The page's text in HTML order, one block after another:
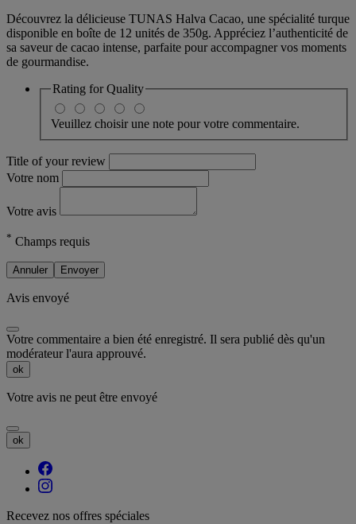
Découvrez la délicieuse TUNAS Halva Cacao, une spécialité turque
disponible en boîte de 12 unités de 350g. Appréciez l’authenticité de
sa saveur de cacao intense, parfaite pour accompagner vos moments
de gourmandise.
Rating forQuality
Veuillez choisir une note pour votre commentaire.
Title of your review
Votre nom
Votre avis
* Champs requis
Annuler Envoyer
Avis envoyé
Votre commentaire a bien été enregistré. Il sera publié dès qu'un
modérateur l'aura approuvé.
ok
Votre avis ne peut être envoyé
ok
Recevez nos offres spéciales